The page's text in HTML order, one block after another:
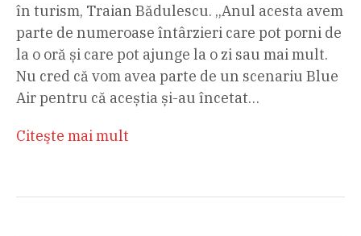
în turism, Traian Bădulescu. „Anul acesta avem
parte de numeroase întârzieri care pot porni de
la o oră și care pot ajunge la o zi sau mai mult.
Nu cred că vom avea parte de un scenariu Blue
Air pentru că aceștia și-au încetat…
Citeşte mai mult